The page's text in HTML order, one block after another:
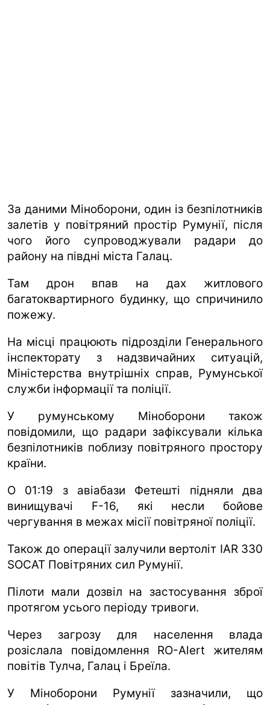
За даними Міноборони, один із безпілотників
залетів у повітряний простір Румунії, після
чого його супроводжували радари до
району на півдні міста Галац.
Там дрон впав на дах житлового
багатоквартирного будинку, що спричинило
пожежу.
На місці працюють підрозділи Генерального
інспекторату з надзвичайних ситуацій,
Міністерства внутрішніх справ, Румунської
служби інформації та поліції.
У румунському Міноборони також
повідомили, що радари зафіксували кілька
безпілотників поблизу повітряного простору
країни.
О 01:19 з авіабази Фетешті підняли два
винищувачі F-16, які несли бойове
чергування в межах місії повітряної поліції.
Також до операції залучили вертоліт IAR 330
SOCAT Повітряних сил Румунії.
Пілоти мали дозвіл на застосування зброї
протягом усього періоду тривоги.
Через загрозу для населення влада
розіслала повідомлення RO-Alert жителям
повітів Тулча, Галац і Бреїла.
У Міноборони Румунії зазначили, що